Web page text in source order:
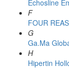
Echosline
F
FOUR
G
Ga.Ma
H
Hipertin